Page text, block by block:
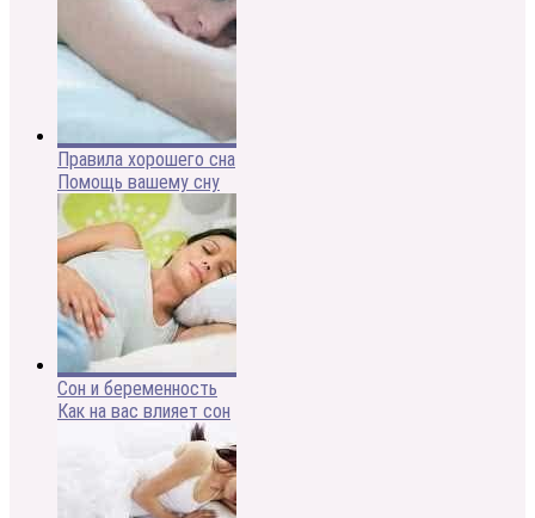
Правила хорошего сна
Помощь вашему сну
Сон и беременность
Как на вас влияет сон